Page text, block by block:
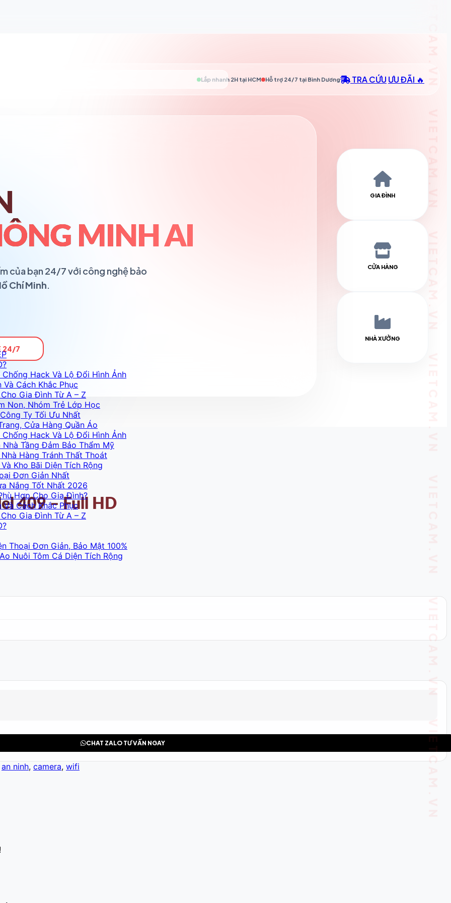
Hack Và Lộ Đổi Hình Ảnh
Cách Khắc Phục
Gia Đình Từ A – Z
Non, Nhóm Trẻ Lớp Học
Ty Tối Ưu Nhất
Cửa Hàng Quần Áo
Hack Và Lộ Đổi Hình Ảnh
Tầng Đảm Bảo Thẩm Mỹ
Hàng Tránh Thất Thoát
Kho Bãi Diện Tích Rộng
Đơn Giản Nhất
Nắng Tốt Nhất 2026
Hợp Cho Gia Đình?
Cách Khắc Phục
Gia Đình Từ A – Z
Thoại Đơn Giản, Bảo Mật 100%
Nuôi Tôm Cá Diện Tích Rộng
Lắp nhanh 2H tại HCM Hỗ trợ 24/7 tại Bình Dương TRA CỨU ƯU ĐÃI 🔥
MINH AI
của bạn 24/7 với công nghệ bảo
Chí Minh.
24/7
GIA ĐÌNH
CỬA HÀNG
NHÀ XƯỞNG
409 – Full HD
CHAT ZALO TƯ VẤN NGAY
an ninh, camera, wifi VIETCAM.VN VIETCAM.VN VIETCAM.VN VIETCAM.VN VIETCAM.VN VIETCAM.VN